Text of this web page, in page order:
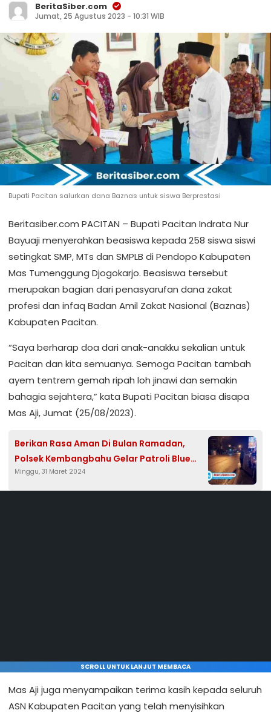
BeritaSiber.com
Jumat, 25 Agustus 2023 - 10:31 WIB
Bupati Pacitan salurkan dana Baznas untuk siswa Berprestasi
Beritasiber.com PACITAN – Bupati Pacitan Indrata Nur
Bayuaji menyerahkan beasiswa kepada 258 siswa siswi
setingkat SMP, MTs dan SMPLB di Pendopo Kabupaten
Mas Tumenggung Djogokarjo. Beasiswa tersebut
merupakan bagian dari penasyarufan dana zakat
profesi dan infaq Badan Amil Zakat Nasional (Baznas)
Kabupaten Pacitan.
“Saya berharap doa dari anak-anakku sekalian untuk
Pacitan dan kita semuanya. Semoga Pacitan tambah
ayem tentrem gemah ripah loh jinawi dan semakin
bahagia sejahtera,” kata Bupati Pacitan biasa disapa
Mas Aji, Jumat (25/08/2023).
Berikan Rasa Aman Di Bulan Ramadan,
Polsek Kembangbahu Gelar Patroli Blue
Light
Minggu, 31 Maret 2024
SCROLL UNTUK LANJUT MEMBACA
Mas Aji juga menyampaikan terima kasih kepada seluruh
ASN Kabupaten Pacitan yang telah menyisihkan